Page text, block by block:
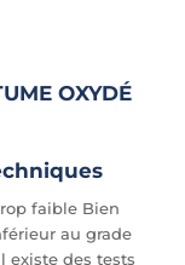
OXYDÉ
faible Bien
au grade
existe des tests